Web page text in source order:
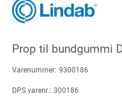
Prop til bundgummi
Varenummer: 9300186
DPS varenr.: 300186